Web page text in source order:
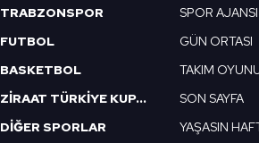
TRABZONSPOR
FUTBOL
BASKETBOL
ZİRAAT TÜRKİYE KUPASI
DİĞER SPORLAR
SPOR AJANSI
GÜN ORTASI
TAKIM
SON SAYFA
YAŞASIN